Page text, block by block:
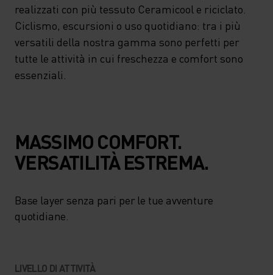
realizzati con più tessuto Ceramicool e riciclato.
Ciclismo, escursioni o uso quotidiano: tra i più
versatili della nostra gamma sono perfetti per
tutte le attività in cui freschezza e comfort sono
essenziali.
MASSIMO COMFORT.
VERSATILITÀ ESTREMA.
Base layer senza pari per le tue avventure
quotidiane.
LIVELLO DI ATTIVITÀ